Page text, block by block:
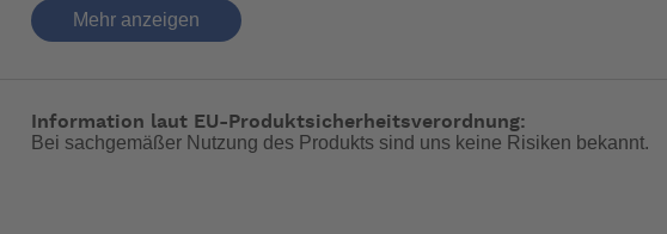
• Einsatzgebiet: Schnelle und leistungsfähige Boote.
-- Auf Produktfotos angezeigte Dekorationsartikel gehören nicht zum
Mehr anzeigen
Information laut EU-Produktsicherheitsverordnung:
Bei sachgemäßer Nutzung des Produkts sind uns keine Risiken bekannt.